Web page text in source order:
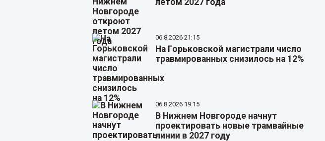
летом 2027 года
06.8.2026 21:15
На Горьковской магистрали число
травмированных снизилось на 12%
06.8.2026 19:15
В Нижнем Новгороде начнут
проектировать новые трамвайные
линии в 2027 году